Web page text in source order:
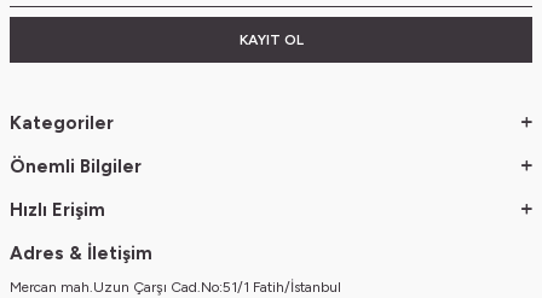
KAYIT OL
Kategoriler
Önemli Bilgiler
Hızlı Erişim
Adres & İletişim
Mercan mah.Uzun Çarşı Cad.No:51/1 Fatih/İstanbul